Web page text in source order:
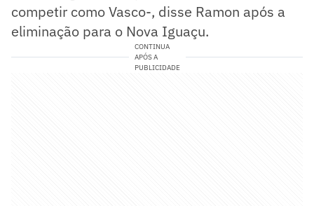
competir como Vasco-, disse Ramon após a
eliminação para o Nova Iguaçu.
CONTINUA
APÓS A
PUBLICIDADE